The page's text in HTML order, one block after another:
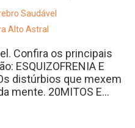
Saudável
Alto Astral
Confira os principais
ESQUIZOFRENIA E
distúrbios que mexem
mente. 20MITOS E...